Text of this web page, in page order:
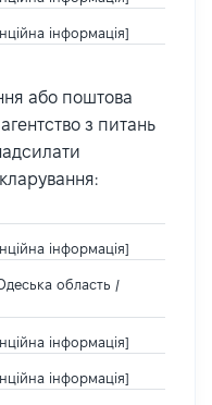
інформація]
або поштова
з питань
інформація]
область /
інформація]
інформація]